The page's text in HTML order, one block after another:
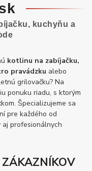
kuchyňu a
kotlinu na zabíjačku,
pravádzku alebo
grilovačku? Na
ponuku riadu, s ktorým
Špecializujeme sa
pre každého od
aj profesionálnych